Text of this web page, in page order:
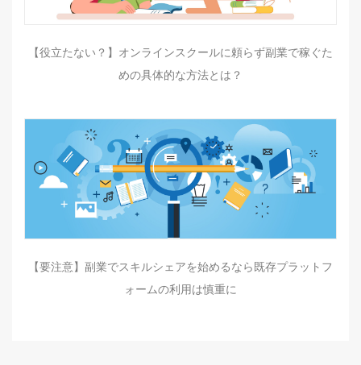
【役立たない？】オンラインスクールに頼らず副業で稼ぐた
めの具体的な方法とは？
【要注意】副業でスキルシェアを始めるなら既存プラットフ
ォームの利用は慎重に